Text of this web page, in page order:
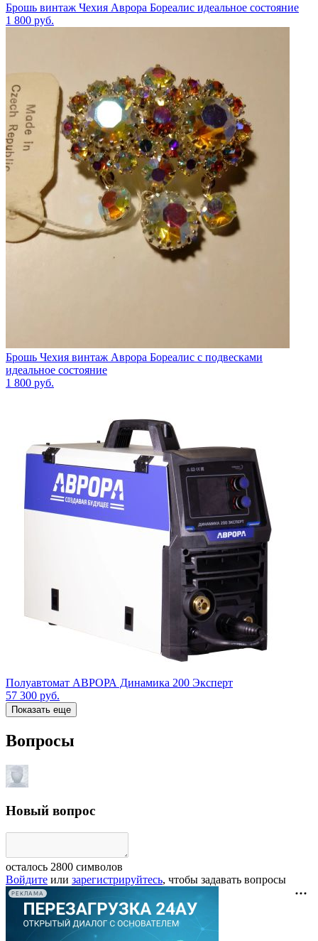
Брошь винтаж Чехия Аврора Бореалис идеальное состояние
1 800 руб.
Брошь Чехия винтаж Аврора Бореалис с подвесками
идеальное состояние
1 800 руб.
Полуавтомат АВРОРА Динамика 200 Эксперт
57 300 руб.
Показать еще
Вопросы
Новый вопрос
осталось 2800 символов
Войдите или зарегистрируйтесь, чтобы задавать вопросы
РЕКЛАМА